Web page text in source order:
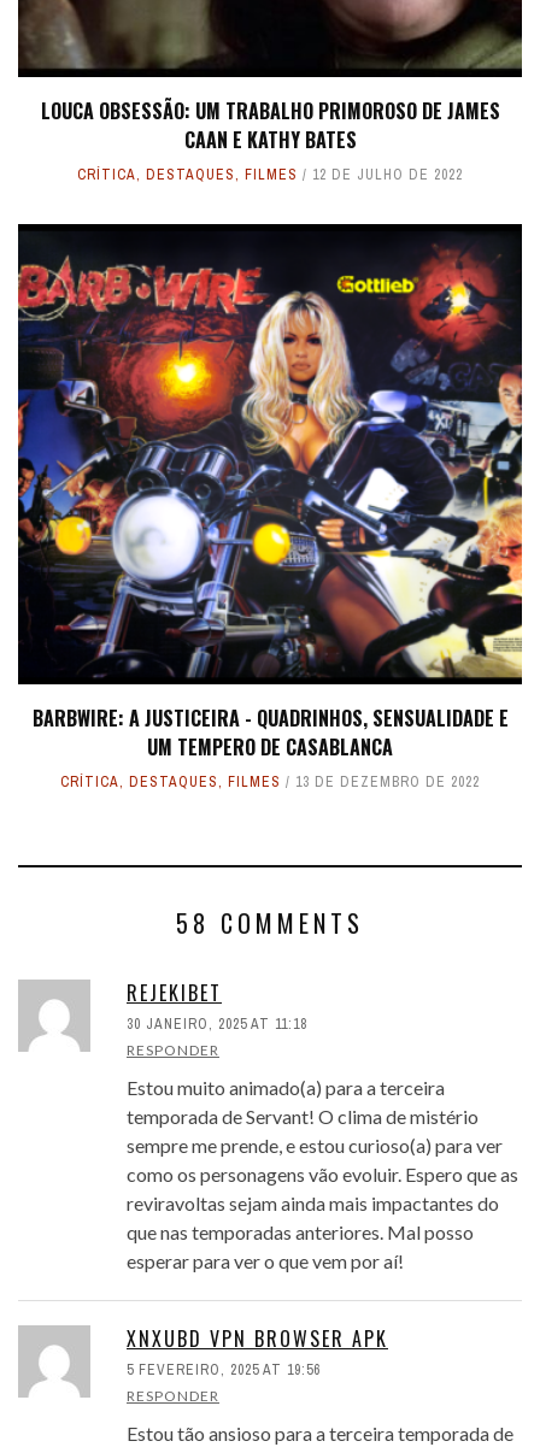
LOUCA OBSESSÃO: UM TRABALHO PRIMOROSO DE JAMES
CAAN E KATHY BATES
CRÍTICA, DESTAQUES, FILMES 12 DE JULHO DE 2022
BARBWIRE: A JUSTICEIRA - QUADRINHOS, SENSUALIDADE E
UM TEMPERO DE CASABLANCA
CRÍTICA, DESTAQUES, FILMES 13 DE DEZEMBRO DE 2022
58 COMMENTS
REJEKIBET
30 JANEIRO, 2025 AT 11:18
RESPONDER
Estou muito animado(a) para a terceira
temporada de Servant! O clima de mistério
sempre me prende, e estou curioso(a) para ver
como os personagens vão evoluir. Espero que as
reviravoltas sejam ainda mais impactantes do
que nas temporadas anteriores. Mal posso
esperar para ver o que vem por aí!
XNXUBD VPN BROWSER APK
5 FEVEREIRO, 2025 AT 19:56
RESPONDER
Estou tão ansioso para a terceira temporada de